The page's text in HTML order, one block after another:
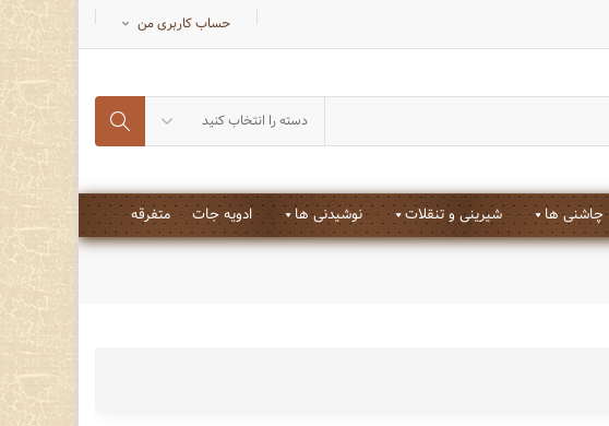
حساب کاربری من
دسته را انتخاب کنید
چاشنی ها شیرینی و تنقلات نوشیدنی ها ادویه جات متفرقه